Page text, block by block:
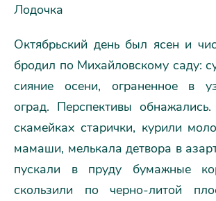
Лодочка
Октябрьский день был ясен и
бродил по Михайловскому саду:
сияние осени, ограненное в
оград. Перспективы
скамейках старички, курили
мамаши, мелькала детвора в
пускали в пруду бумажные
скользили по черно-литой